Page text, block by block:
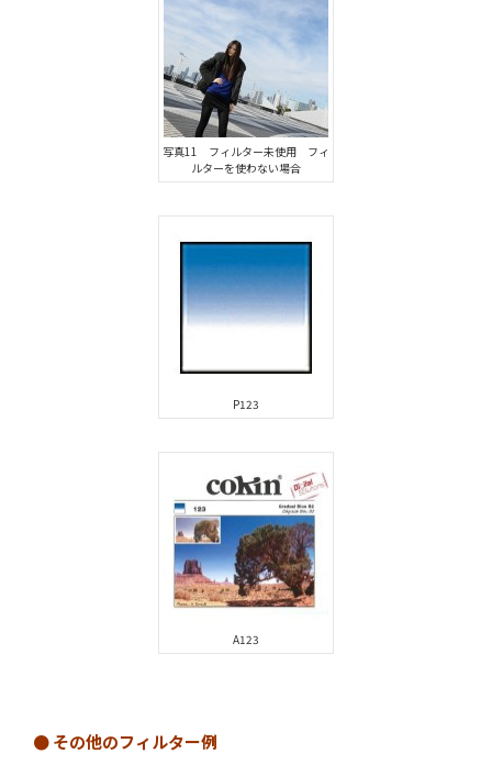
写真11 フィルター未使用 フィ
ルターを使わない場合
P123
A123
● その他のフィルター例